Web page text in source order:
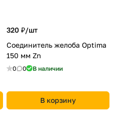
320 ₽/шт
Соединитель желоба Optima
150 мм Zn
0 0 В наличии
В корзину